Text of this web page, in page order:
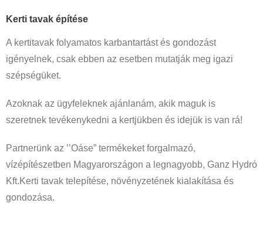
Kerti tavak építése
A kertitavak folyamatos karbantartást és gondozást
igényelnek, csak ebben az esetben mutatják meg igazi
szépségüket.
Azoknak az ügyfeleknek ajánlanám, akik maguk is
szeretnek tevékenykedni a kertjükben és idejük is van rá!
Partnerünk az ’’Oáse” termékeket forgalmazó,
vízépítészetben Magyarországon a legnagyobb, Ganz Hydró
Kft.Kerti tavak telepítése, növényzetének kialakítása és
gondozása.